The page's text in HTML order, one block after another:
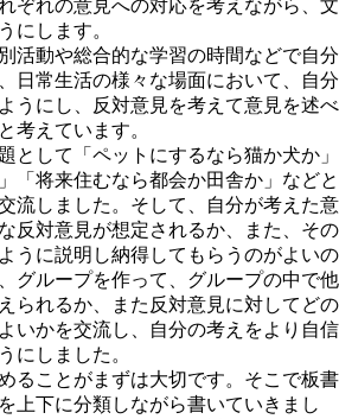
ぞれの意見への対応を考えながら、文
にします。
活動や総合的な学習の時間などで自分
日常生活の様々な場面において、自分
うにし、反対意見を考えて意見を述べ
考えています。
として「ペットにするなら猫か犬か」
「将来住むなら都会か田舎か」などと
流しました。そして、自分が考えた意
反対意見が想定されるか、また、その
うに説明し納得してもらうのがよいの
グループを作って、グループの中で他
られるか、また反対意見に対してどの
いかを交流し、自分の考えをより自信
にしました。
ることがまずは大切です。そこで板書
上下に分類しながら書いていきまし